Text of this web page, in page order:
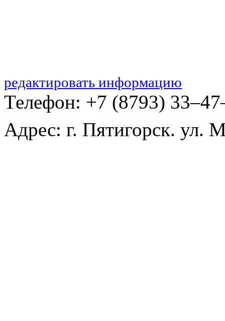
редактировать информацию
Телефон: +7 (8793)
Адрес: г. Пятигорск. ул.